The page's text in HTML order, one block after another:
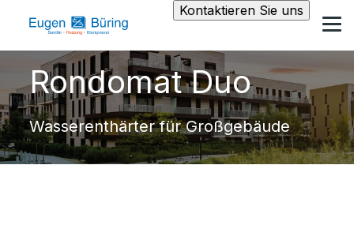
Kontaktieren Sie uns
Rondomat Duo
Wasserenthärter für Großgebäude